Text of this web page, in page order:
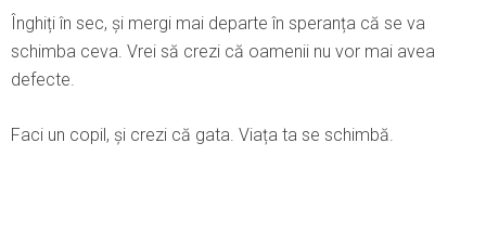
Înghiți în sec, și mergi mai departe în speranța că se va
schimba ceva. Vrei să crezi că oamenii nu vor mai avea
defecte.
Faci un copil, și crezi că gata. Viața ta se schimbă.